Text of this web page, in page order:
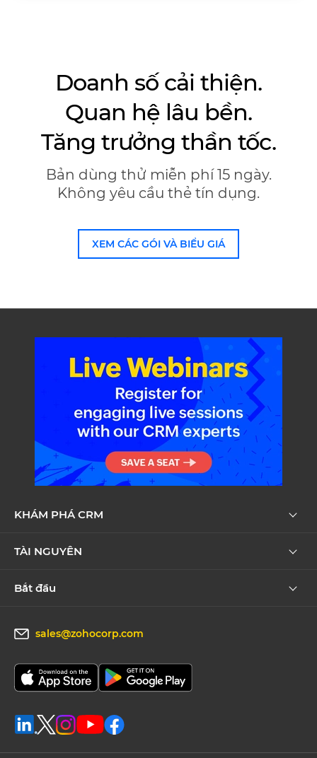
Doanh số cải thiện.
Quan hệ lâu bền.
Tăng trưởng thần tốc.
Bản dùng thử miễn phí 15 ngày.
Không yêu cầu thẻ tín dụng.
XEM CÁC GÓI VÀ BIỂU GIÁ
KHÁM PHÁ CRM
TÀI NGUYÊN
Bắt đầu
sales@zohocorp.com